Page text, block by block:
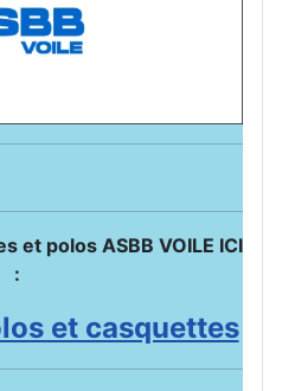
et polos ASBB VOILE ICI
:
et casquettes